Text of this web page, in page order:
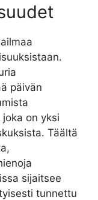
päivän
on yksi
Täältä
sijaitsee
tunnettu